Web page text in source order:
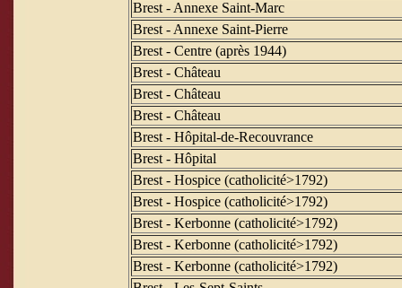
Brest - Annexe Saint-Marc
Brest - Annexe Saint-Pierre
Brest - Centre (après 1944)
Brest - Château
Brest - Château
Brest - Château
Brest - Hôpital-de-Recouvrance
Brest - Hôpital
Brest - Hospice (catholicité>1792)
Brest - Hospice (catholicité>1792)
Brest - Kerbonne (catholicité>1792)
Brest - Kerbonne (catholicité>1792)
Brest - Kerbonne (catholicité>1792)